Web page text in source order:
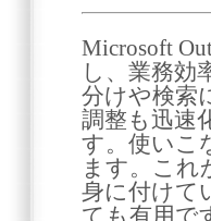
Microsoft
し、業務効
分けや検索
調整も迅速
す。使いこ
ます。これ
身に付けて
ても有用で